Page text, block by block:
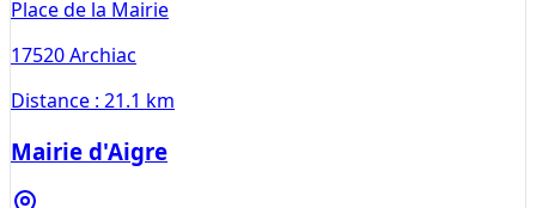
Place de la Mairie
17520Archiac
Distance : 21.1 km
Mairie d'Aigre